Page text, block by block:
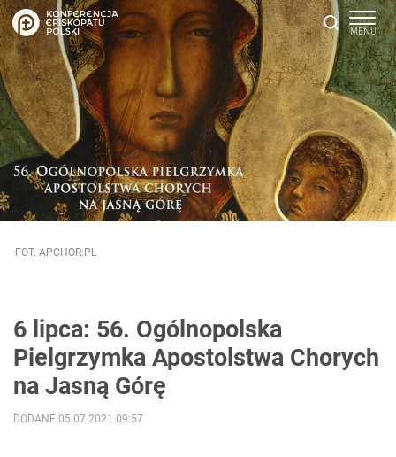
FOT. APCHOR.PL
6 lipca: 56. Ogólnopolska
Pielgrzymka Apostolstwa Chorych
na Jasną Górę
DODANE 05.07.2021 09:57